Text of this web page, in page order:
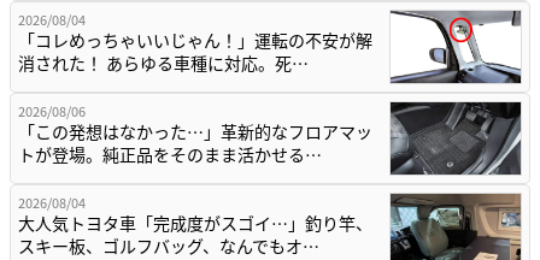
2026/08/04
「コレめっちゃいいじゃん！」運転の不安が解
消された！ あらゆる車種に対応。死…
2026/08/06
「この発想はなかった…」革新的なフロアマッ
トが登場。純正品をそのまま活かせる…
2026/08/04
大人気トヨタ車「完成度がスゴイ…」釣り竿、
スキー板、ゴルフバッグ、なんでもオ…